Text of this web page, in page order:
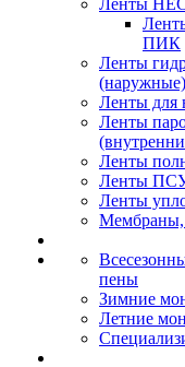
Ленты
ПИК
Ленты
(наружные)
Ленты для
Ленты
Ленты
Ленты
Ленты
Мембраны,
пены
Зимние
Летние